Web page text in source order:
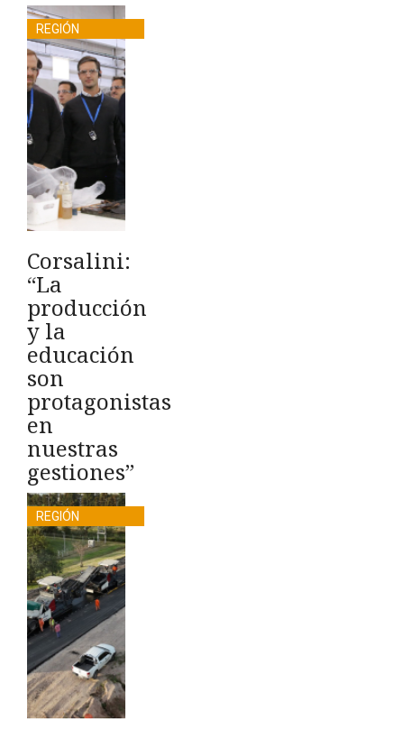
Corsalini:
“La
producción
y la
educación
son
protagonistas
en
nuestras
gestiones”
REGIÓN
REGIÓN